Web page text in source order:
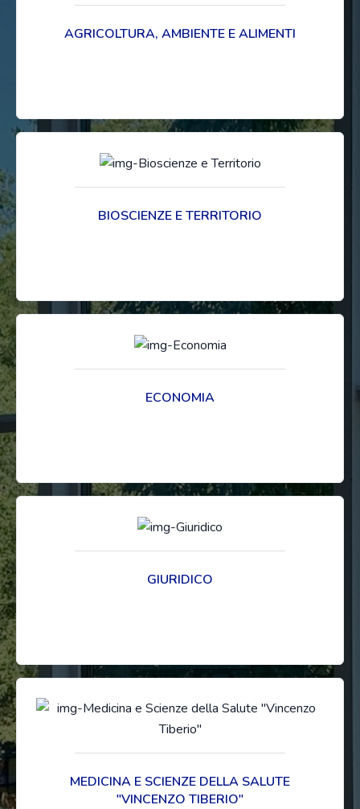
AGRICOLTURA, AMBIENTE E ALIMENTI
BIOSCIENZE E TERRITORIO
ECONOMIA
GIURIDICO
MEDICINA E SCIENZE DELLA SALUTE
"VINCENZO TIBERIO"